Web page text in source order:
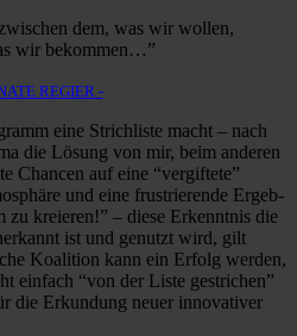
dem, was wir wollen,
wir bekommen…”
REGIER -
eine Strich­liste macht – nach
die Lösung von mir, beim anderen
Chancen auf eine “vergif­tete”
und eine frustrie­rende Ergeb­
kreieren!” – diese Erkenntnis die
ist und genutzt wird, gilt
Koali­tion kann ein Erfolg werden,
einfach “von der Liste gestri­chen”
die Erkun­dung neuer innova­tiver